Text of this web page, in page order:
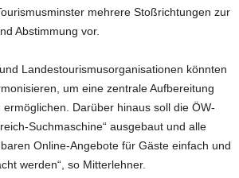
mehrere Stoßrichtungen zur
Abstimmung vor.
Landestourismusorganisationen könnten
um eine zentrale Aufbereitung
Darüber hinaus soll die ÖW-
Suchmaschine“ ausgebaut und alle
Online-Angebote für Gäste einfach und
werden“, so Mitterlehner.